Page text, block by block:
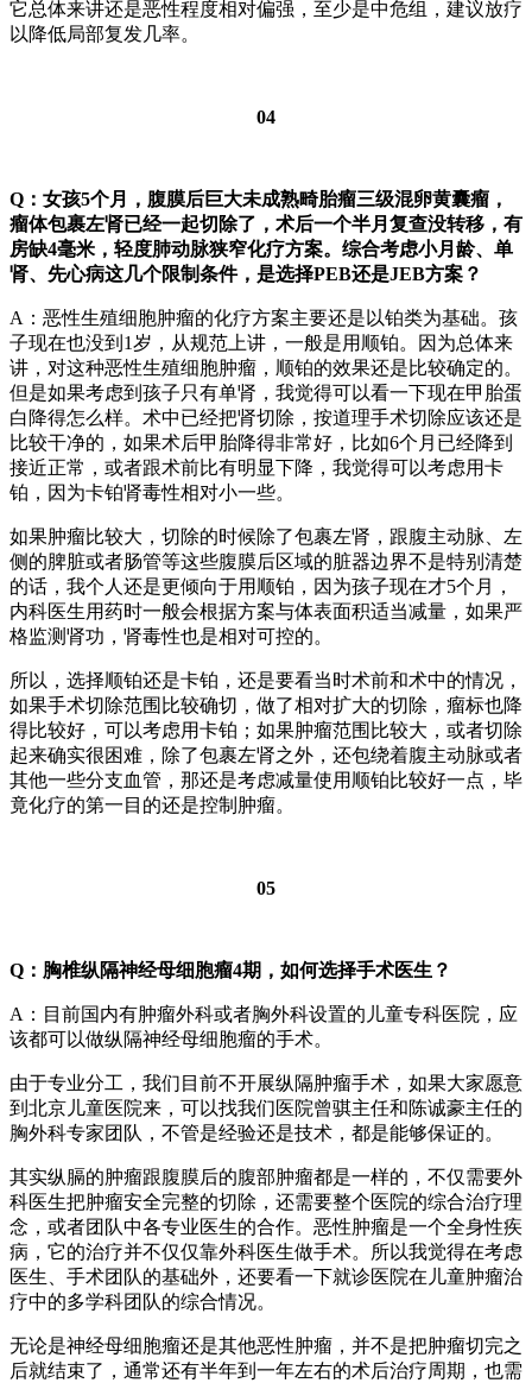
它总体来讲还是恶性程度相对偏强，至少是中危组，建议放疗
以降低局部复发几率。
04
Q：女孩5个月，腹膜后巨大未成熟畸胎瘤三级混卵黄囊瘤，
瘤体包裹左肾已经一起切除了，术后一个半月复查没转移，有
房缺4毫米，轻度肺动脉狭窄化疗方案。综合考虑小月龄、单
肾、先心病这几个限制条件，是选择PEB还是JEB方案？
A：恶性生殖细胞肿瘤的化疗方案主要还是以铂类为基础。孩
子现在也没到1岁，从规范上讲，一般是用顺铂。因为总体来
讲，对这种恶性生殖细胞肿瘤，顺铂的效果还是比较确定的。
但是如果考虑到孩子只有单肾，我觉得可以看一下现在甲胎蛋
白降得怎么样。术中已经把肾切除，按道理手术切除应该还是
比较干净的，如果术后甲胎降得非常好，比如6个月已经降到
接近正常，或者跟术前比有明显下降，我觉得可以考虑用卡
铂，因为卡铂肾毒性相对小一些。
如果肿瘤比较大，切除的时候除了包裹左肾，跟腹主动脉、左
侧的脾脏或者肠管等这些腹膜后区域的脏器边界不是特别清楚
的话，我个人还是更倾向于用顺铂，因为孩子现在才5个月，
内科医生用药时一般会根据方案与体表面积适当减量，如果严
格监测肾功，肾毒性也是相对可控的。
所以，选择顺铂还是卡铂，还是要看当时术前和术中的情况，
如果手术切除范围比较确切，做了相对扩大的切除，瘤标也降
得比较好，可以考虑用卡铂；如果肿瘤范围比较大，或者切除
起来确实很困难，除了包裹左肾之外，还包绕着腹主动脉或者
其他一些分支血管，那还是考虑减量使用顺铂比较好一点，毕
竟化疗的第一目的还是控制肿瘤。
05
Q：胸椎纵隔神经母细胞瘤4期，如何选择手术医生？
A：目前国内有肿瘤外科或者胸外科设置的儿童专科医院，应
该都可以做纵隔神经母细胞瘤的手术。
由于专业分工，我们目前不开展纵隔肿瘤手术，如果大家愿意
到北京儿童医院来，可以找我们医院曾骐主任和陈诚豪主任的
胸外科专家团队，不管是经验还是技术，都是能够保证的。
其实纵膈的肿瘤跟腹膜后的腹部肿瘤都是一样的，不仅需要外
科医生把肿瘤安全完整的切除，还需要整个医院的综合治疗理
念，或者团队中各专业医生的合作。恶性肿瘤是一个全身性疾
病，它的治疗并不仅仅靠外科医生做手术。所以我觉得在考虑
医生、手术团队的基础外，还要看一下就诊医院在儿童肿瘤治
疗中的多学科团队的综合情况。
无论是神经母细胞瘤还是其他恶性肿瘤，并不是把肿瘤切完之
后就结束了，通常还有半年到一年左右的术后治疗周期，也需